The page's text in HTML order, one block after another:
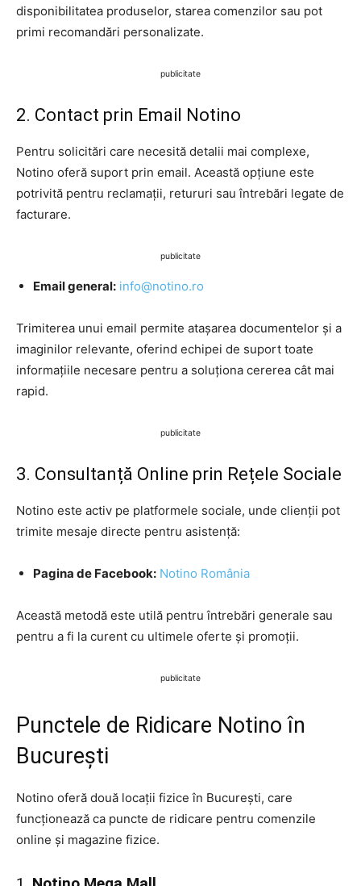
disponibilitatea produselor, starea comenzilor sau pot
primi recomandări personalizate.
publicitate
2. Contact prin Email Notino
Pentru solicitări care necesită detalii mai complexe,
Notino oferă suport prin email. Această opțiune este
potrivită pentru reclamații, retururi sau întrebări legate de
facturare.
publicitate
Email general: info@notino.ro
Trimiterea unui email permite atașarea documentelor și a
imaginilor relevante, oferind echipei de suport toate
informațiile necesare pentru a soluționa cererea cât mai
rapid.
publicitate
3. Consultanță Online prin Rețele Sociale
Notino este activ pe platformele sociale, unde clienții pot
trimite mesaje directe pentru asistență:
Pagina de Facebook: Notino România
Această metodă este utilă pentru întrebări generale sau
pentru a fi la curent cu ultimele oferte și promoții.
publicitate
Punctele de Ridicare Notino în
București
Notino oferă două locații fizice în București, care
funcționează ca puncte de ridicare pentru comenzile
online și magazine fizice.